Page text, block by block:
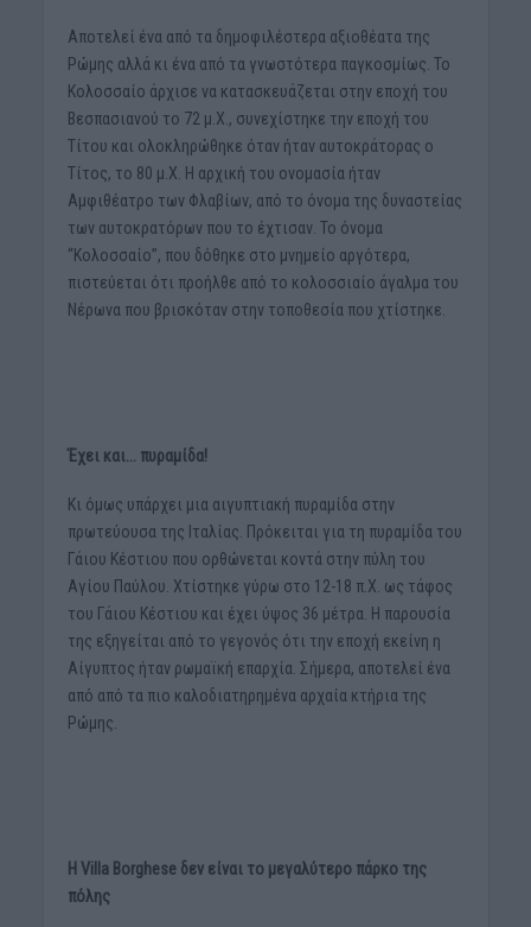
Αποτελεί ένα από τα δημοφιλέστερα αξιοθέατα της
Ρώμης αλλά κι ένα από τα γνωστότερα παγκοσμίως. Το
Κολοσσαίο άρχισε να κατασκευάζεται στην εποχή του
Βεσπασιανού το 72 μ.Χ., συνεχίστηκε την εποχή του
Τίτου και ολοκληρώθηκε όταν ήταν αυτοκράτορας ο
Τίτος, το 80 μ.Χ. Η αρχική του ονομασία ήταν
Αμφιθέατρο των Φλαβίων, από το όνομα της δυναστείας
των αυτοκρατόρων που το έχτισαν. Το όνομα
“Κολοσσαίο”, που δόθηκε στο μνημείο αργότερα,
πιστεύεται ότι προήλθε από το κολοσσιαίο άγαλμα του
Νέρωνα που βρισκόταν στην τοποθεσία που χτίστηκε.
Έχει και… πυραμίδα!
Κι όμως υπάρχει μια αιγυπτιακή πυραμίδα στην
πρωτεύουσα της Ιταλίας. Πρόκειται για τη πυραμίδα του
Γάιου Κέστιου που ορθώνεται κοντά στην πύλη του
Αγίου Παύλου. Χτίστηκε γύρω στο 12-18 π.Χ. ως τάφος
του Γάιου Κέστιου και έχει ύψος 36 μέτρα. Η παρουσία
της εξηγείται από το γεγονός ότι την εποχή εκείνη η
Αίγυπτος ήταν ρωμαϊκή επαρχία. Σήμερα, αποτελεί ένα
από από τα πιο καλοδιατηρημένα αρχαία κτήρια της
Ρώμης.
Η Villa Borghese δεν είναι το μεγαλύτερο πάρκο της
πόλης